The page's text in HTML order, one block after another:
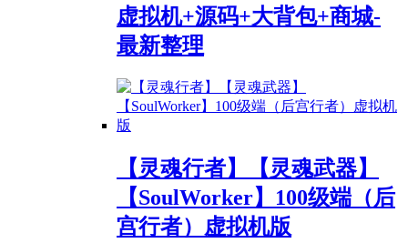
虚拟机+源码+大背包+商城-
最新整理
【灵魂行者】【灵魂武器】
【SoulWorker】100级端（后
宫行者）虚拟机版